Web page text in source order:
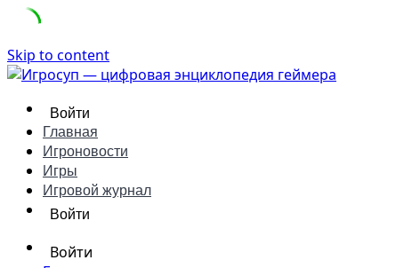
Skip to content
Войти
Главная
Игроновости
Игры
Игровой журнал
Войти
Войти